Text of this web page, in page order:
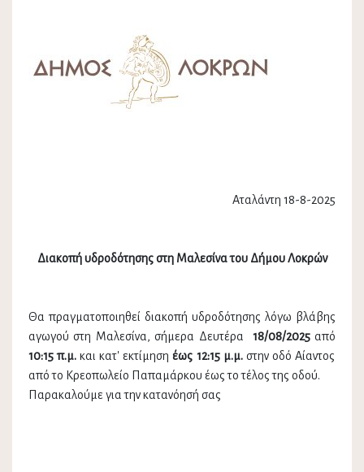
Αταλάντη 18-8-2025
Διακοπή υδροδότησης στη Μαλεσίνα του Δήμου Λοκρών
Θα πραγματοποιηθεί διακοπή υδροδότησης λόγω βλάβης
αγωγού στη Μαλεσίνα, σήμερα Δευτέρα
18/08/2025από
10:15 π.μ.και κατ' εκτίμηση έως 12:15 μ.μ. στην οδό Αίαντος
από το Κρεοπωλείο Παπαμάρκου έως το τέλος της οδού.
Παρακαλούμε για την κατανόησή σας